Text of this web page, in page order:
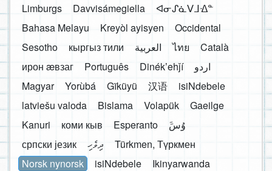
Limburgs
Davvisámegiella
ᐊᓂᔑᓈᐯᒧᐎᓐ
Bahasa Melayu
Kreyòl ayisyen
Occidental
Sesotho
кыргыз тили العربية ไทย
Català
ирон æвзаг
Português Dinékʼehǰí
اردو
Magyar
Yorùbá Gĩkũyũ 汉语
isiNdebele
latviešu valoda
Bislama Volapük
Gaeilge
Kanuri
коми кыв Esperanto
َوُسَ
српски језик
ދިވެހި
Türkmen, Түркмен
Norsk nynorsk
isiNdebele
Ikinyarwanda